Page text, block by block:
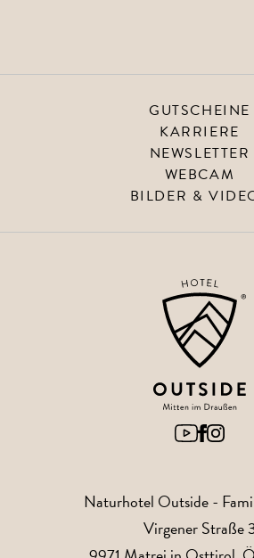
GUTSCHEINE
KARRIERE
NEWSLETTER
WEBCAM
BILDER &
Naturhotel Outside-
Virgener Straße